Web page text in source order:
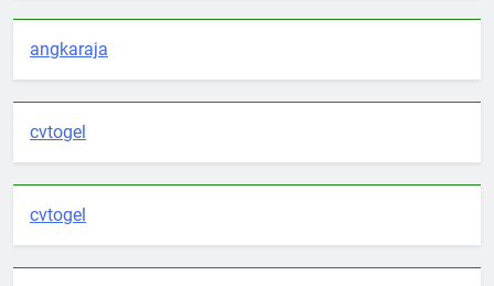
angkaraja
cvtogel
cvtogel